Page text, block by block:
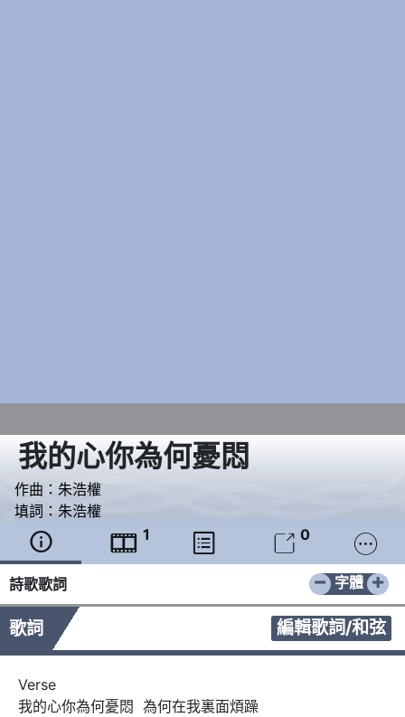
我的心你為何憂悶
作曲： 朱浩權
填詞： 朱浩權
  1   0 
詩歌歌詞 − +
字體
歌詞 編輯歌詞/和弦
Verse
我的心你為何憂悶  為何在我裏面煩躁